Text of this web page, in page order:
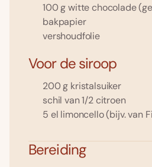
100 g witte chocolade
bakpapier
vershoudfolie
Voor de siroop
200 g kristalsuiker
schil van 1/2 citroen
5 el limoncello (bijv. van
Bereiding